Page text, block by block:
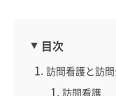
目次
訪問看護と訪
訪問看護